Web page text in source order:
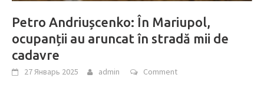
Petro Andriușcenko: În Mariupol,
ocupanții au aruncat în stradă mii de
cadavre
27 Январь 2025 admin Comment